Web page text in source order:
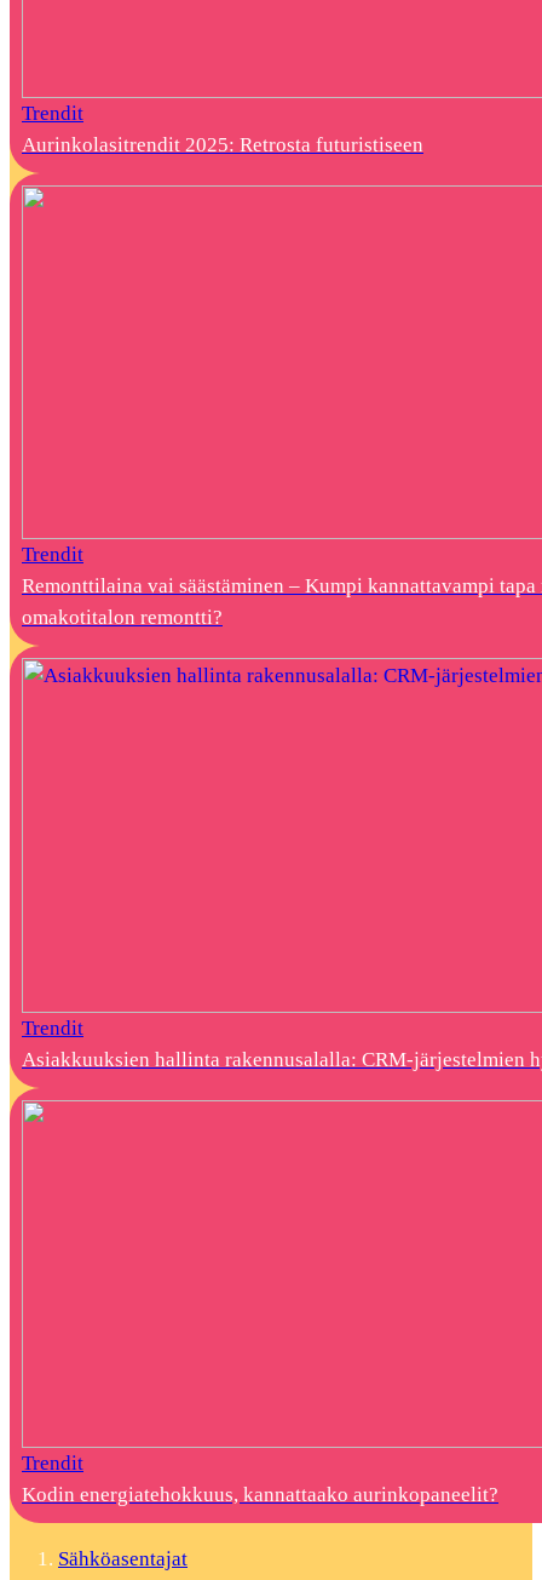
Trendit
Aurinkolasitrendit 2025: Retrosta futuristiseen
Trendit
Remonttilaina vai säästäminen – Kumpi kannattavampi tapa
omakotitalon remontti?
Trendit
Asiakkuuksien hallinta rakennusalalla: CRM-järjestelmien
Trendit
Kodin energiatehokkuus, kannattaako aurinkopaneelit?
Sähköasentajat